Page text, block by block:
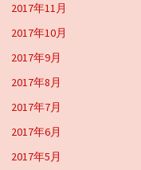
2017年11月
2017年10月
2017年9月
2017年8月
2017年7月
2017年6月
2017年5月